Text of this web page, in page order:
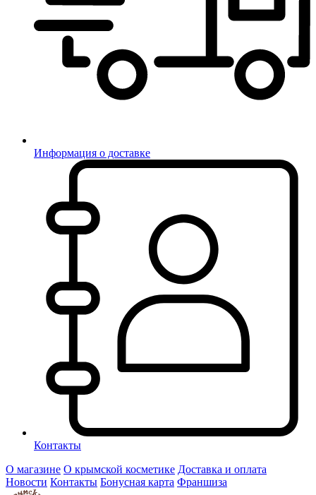
Информация о доставке
Контакты
О магазине О крымской косметике Доставка и оплата
Новости Контакты Бонусная карта Франшиза